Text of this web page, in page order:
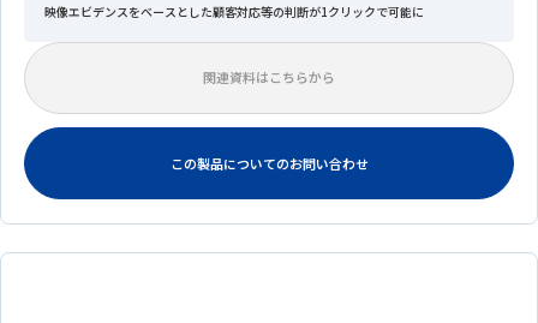
映像エビデンスをベースとした顧客対応等の判断が1クリックで可能に
関連資料はこちらから
この製品についてのお問い合わせ